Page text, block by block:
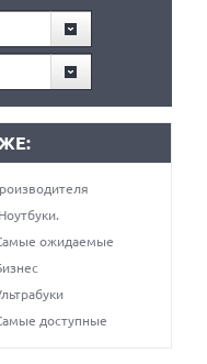
ожидаемые
доступные